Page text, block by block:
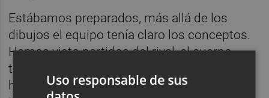
Estábamos preparados, más allá de los
dibujos el equipo tenía claro los conceptos.
Hemos visto partidos del rival, el cuerpo
técnico ha hecho un trabajo fenomenal y
hemos sacado conceptos. Además los
Uso responsable de sus